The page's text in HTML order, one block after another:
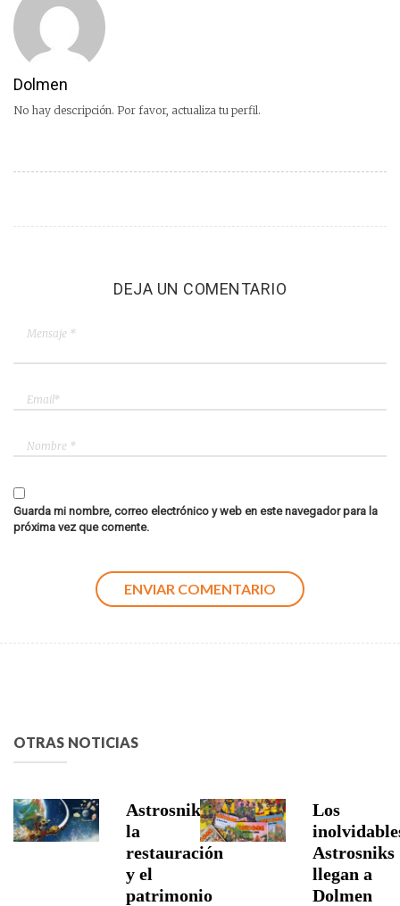
Dolmen
No hay descripción. Por favor, actualiza tu perfil.
DEJA UN COMENTARIO
Guarda mi nombre, correo electrónico y web en este navegador para la
próxima vez que comente.
OTRAS NOTICIAS
Astrosniks,
la
restauración
y el
patrimonio
Los
Astrosniks
llegan a
Dolmen